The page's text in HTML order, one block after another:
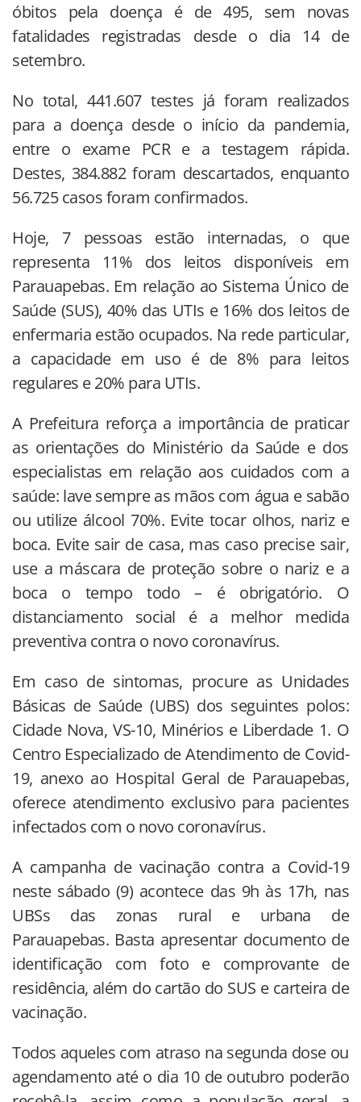
óbitos pela doença é de 495, sem novas
fatalidades registradas desde o dia 14 de
setembro.
No total, 441.607 testes já foram realizados
para a doença desde o início da pandemia,
entre o exame PCR e a testagem rápida.
Destes, 384.882 foram descartados, enquanto
56.725 casos foram confirmados.
Hoje, 7 pessoas estão internadas, o que
representa 11% dos leitos disponíveis em
Parauapebas. Em relação ao Sistema Único de
Saúde (SUS), 40% das UTIs e 16% dos leitos de
enfermaria estão ocupados. Na rede particular,
a capacidade em uso é de 8% para leitos
regulares e 20% para UTIs.
A Prefeitura reforça a importância de praticar
as orientações do Ministério da Saúde e dos
especialistas em relação aos cuidados com a
saúde: lave sempre as mãos com água e sabão
ou utilize álcool 70%. Evite tocar olhos, nariz e
boca. Evite sair de casa, mas caso precise sair,
use a máscara de proteção sobre o nariz e a
boca o tempo todo – é obrigatório. O
distanciamento social é a melhor medida
preventiva contra o novo coronavírus.
Em caso de sintomas, procure as Unidades
Básicas de Saúde (UBS) dos seguintes polos:
Cidade Nova, VS-10, Minérios e Liberdade 1. O
Centro Especializado de Atendimento de Covid-
19, anexo ao Hospital Geral de Parauapebas,
oferece atendimento exclusivo para pacientes
infectados com o novo coronavírus.
A campanha de vacinação contra a Covid-19
neste sábado (9) acontece das 9h às 17h, nas
UBSs das zonas rural e urbana de
Parauapebas. Basta apresentar documento de
identificação com foto e comprovante de
residência, além do cartão do SUS e carteira de
vacinação.
Todos aqueles com atraso na segunda dose ou
agendamento até o dia 10 de outubro poderão